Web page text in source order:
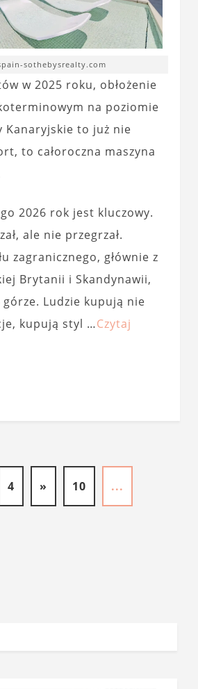
sothebysrealty.com
w 2025 roku, obłożenie
na poziomie
Kanaryjskie to już nie
to całoroczna maszyna
2026 rok jest kluczowy.
ale nie przegrzał.
zagranicznego, głównie z
Brytanii i Skandynawii,
Ludzie kupują nie
kupują styl …Czytaj
4 » 10 ...